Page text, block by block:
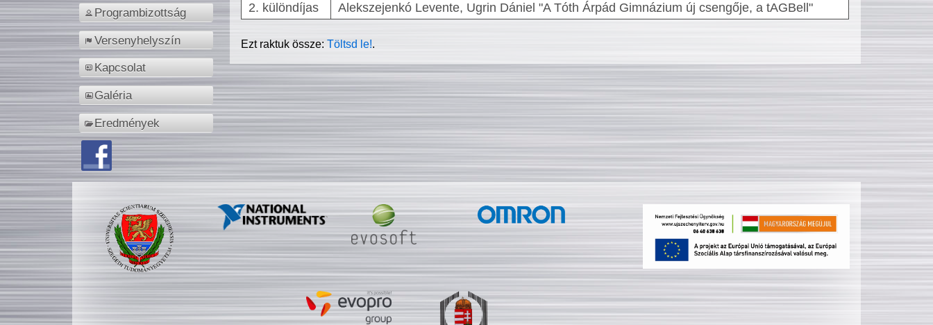
Programbizottság
Versenyhelyszín
Kapcsolat
Galéria
Eredmények
2. különdíjas
Alekszejenkó Levente, Ugrin Dániel "A Tóth Árpád Gimnázium új csengője, a tAGBell"
Ezt raktuk össze:Töltsd le!.